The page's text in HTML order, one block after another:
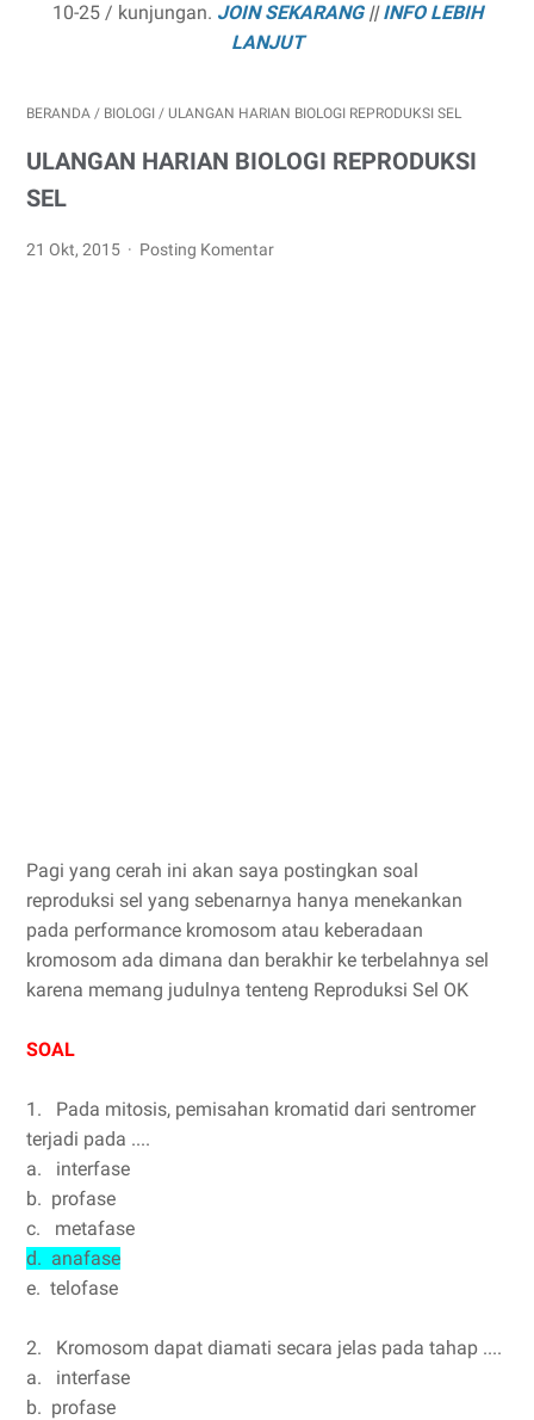
10-25 / kunjungan. JOIN SEKARANG||INFO LEBIH
LANJUT
BERANDA / BIOLOGI / ULANGAN HARIAN BIOLOGI REPRODUKSI SEL
ULANGAN HARIAN BIOLOGI REPRODUKSI
SEL
21 Okt, 2015 Posting Komentar
Pagi yang cerah ini akan saya postingkan soal
reproduksi sel yang sebenarnya hanya menekankan
pada performance kromosom atau keberadaan
kromosom ada dimana dan berakhir ke terbelahnya sel
karena memang judulnya tenteng Reproduksi Sel OK
SOAL
1. Pada mitosis, pemisahan kromatid dari sentromer
terjadi pada ....
a. interfase
b. profase
c. metafase
d. anafase
e. telofase
2. Kromosom dapat diamati secara jelas pada tahap ....
a. interfase
b. profase